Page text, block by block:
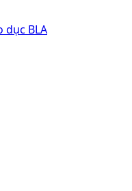
dục BLA